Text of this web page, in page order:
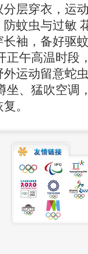
层穿衣，运
防蚊虫与过敏
袖，备好驱
正午高温时段
运动留意蛇
坐、猛吹空调
。